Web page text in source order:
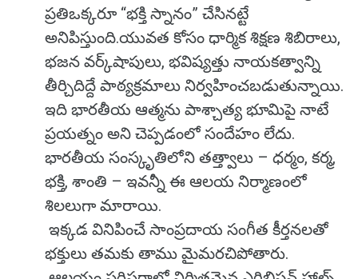
ప్రతిఒక్కరూ “భక్తి స్నానం” చేసినట్టే
అనిపిస్తుంది.యువత కోసం ధార్మిక శిక్షణ శిబిరాలు,
భజన వర్క్‌షాపులు, భవిష్యత్తు నాయకత్వాన్ని
తీర్చిదిద్దే పాఠ్యక్రమాలు నిర్వహించబడుతున్నాయి.
ఇది భారతీయ ఆత్మను పాశ్చాత్య భూమిపై నాటే
ప్రయత్నం అని చెప్పడంలో సందేహం లేదు.
భారతీయ సంస్కృతిలోని తత్త్వాలు – ధర్మం, కర్మ,
భక్తి, శాంతి – ఇవన్నీ ఈ ఆలయ నిర్మాణంలో
శిలలుగా మారాయి.
ఇక్కడ వినిపించే సాంప్రదాయ సంగీత కీర్తనలతో
భక్తులు తమకు తాము మైమరచిపోతారు.